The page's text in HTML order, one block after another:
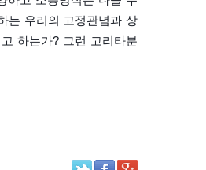
는 우리의 고정관념과 상
하는가? 그런 고리타분